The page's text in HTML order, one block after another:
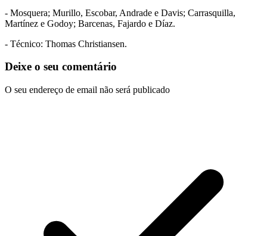
- Mosquera; Murillo, Escobar, Andrade e Davis; Carrasquilla,
Martínez e Godoy; Barcenas, Fajardo e Díaz.
- Técnico: Thomas Christiansen.
Deixe o seu comentário
O seu endereço de email não será publicado